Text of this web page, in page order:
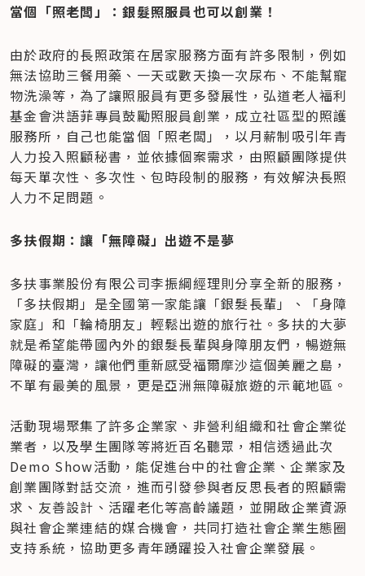
當個「照老闆」：銀髮照服員也可以創業！
由於政府的長照政策在居家服務方面有許多限制，例如
無法協助三餐用藥、一天或數天換一次尿布、不能幫寵
物洗澡等，為了讓照服員有更多發展性，弘道老人福利
基金會洪語菲專員鼓勵照服員創業，成立社區型的照護
服務所，自己也能當個「照老闆」，以月薪制吸引年青
人力投入照顧秘書，並依據個案需求，由照顧團隊提供
每天單次性、多次性、包時段制的服務，有效解決長照
人力不足問題。
多扶假期：讓「無障礙」出遊不是夢
多扶事業股份有限公司李振綱經理則分享全新的服務，
「多扶假期」是全國第一家能讓「銀髮長輩」、「身障
家庭」和「輪椅朋友」輕鬆出遊的旅行社。多扶的大夢
就是希望能帶國內外的銀髮長輩與身障朋友們，暢遊無
障礙的臺灣，讓他們重新感受福爾摩沙這個美麗之島，
不單有最美的風景，更是亞洲無障礙旅遊的示範地區。
活動現場聚集了許多企業家、非營利組織和社會企業從
業者，以及學生團隊等將近百名聽眾，相信透過此次
Demo Show活動，能促進台中的社會企業、企業家及
創業團隊對話交流，進而引發參與者反思長者的照顧需
求、友善設計、活躍老化等高齡議題，並開啟企業資源
與社會企業連結的媒合機會，共同打造社會企業生態圈
支持系統，協助更多青年踴躍投入社會企業發展。